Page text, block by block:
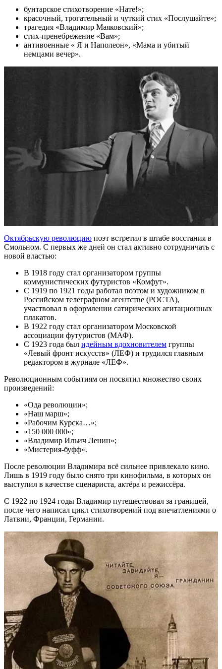
бунтарское стихотворение «Нате!»;
красочный, трогательный и чуткий стих «Послушайте»;
трагедия «Владимир Маяковский»;
стих-пренебрежение «Вам»;
антивоенные « Я и Наполеон», «Мама и убитый
немцами вечер».
Октябрьскую революцию поэт встретил в штабе восстания в
Смольном. С первых же дней он стал активно сотрудничать с
новой властью:
В 1918 году стал организатором группы
коммунистических футуристов «Комфут».
С 1919 по 1921 годы работал поэтом и художником в
Российском телеграфном агентстве (РОСТА),
участвовал в оформлении сатирических агитационных
плакатов.
В 1922 году стал организатором Московской
ассоциации футуристов (МАФ).
С 1923 года был идейным вдохновителем группы
«Левый фронт искусств» (ЛЕФ) и трудился главным
редактором в журнале «ЛЕФ».
Революционным событиям он посвятил множество своих
произведений:
«Ода революции»;
«Наш марш»;
«Рабочим Курска…»;
«150 000 000»;
«Владимир Ильич Ленин»;
«Мистерия-буфф».
После революции Владимира всё сильнее привлекало кино.
Лишь в 1919 году было снято три кинофильма, в которых он
выступил в качестве сценариста, актёра и режиссёра.
С 1922 по 1924 годы Владимир путешествовал за границей,
после чего написал цикл стихотворений под впечатлениями о
Латвии, Франции, Германии.